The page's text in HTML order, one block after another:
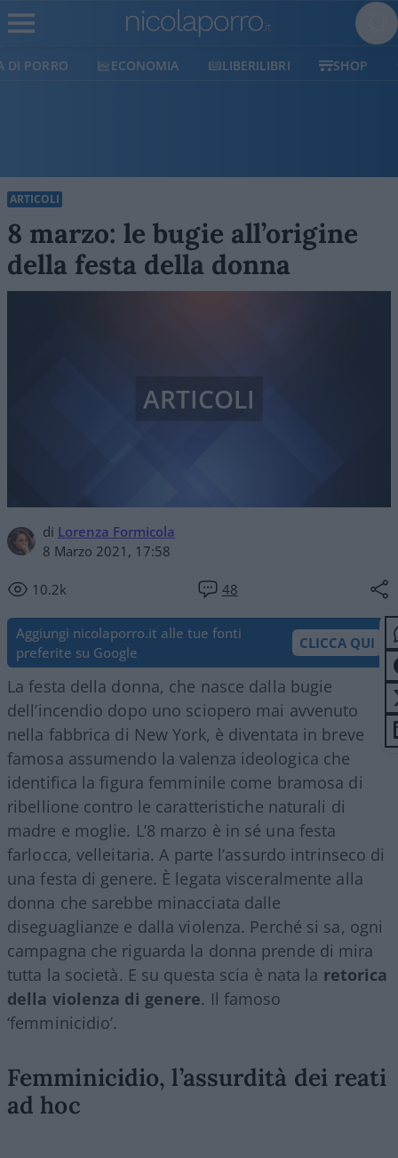
ECONOMIA LIBERILIBRI SHOP SOSTIENICI
ARTICOLI
8 marzo: le bugie all’origine
della festa della donna
di Lorenza Formicola
8 Marzo 2021, 17:58
10.2k 48
ARTICOLI
Aggiungi nicolaporro.it alle tue fonti
preferite su Google
CLICCA QUI
La festa della donna, che nasce dalla bugie
dell’incendio dopo uno sciopero mai avvenuto
nella fabbrica di New York, è diventata in breve
famosa assumendo la valenza ideologica che
identifica la figura femminile come bramosa di
ribellione contro le caratteristiche naturali di
madre e moglie. L’8 marzo è in sé una festa
farlocca, velleitaria. A parte l’assurdo intrinseco di
una festa di genere. È legata visceralmente alla
donna che sarebbe minacciata dalle
diseguaglianze e dalla violenza. Perché si sa, ogni
campagna che riguarda la donna prende di mira
tutta la società. E su questa scia è nata la retorica
della violenza di genere. Il famoso
‘femminicidio’.
Femminicidio, l’assurdità dei reati
ad hoc